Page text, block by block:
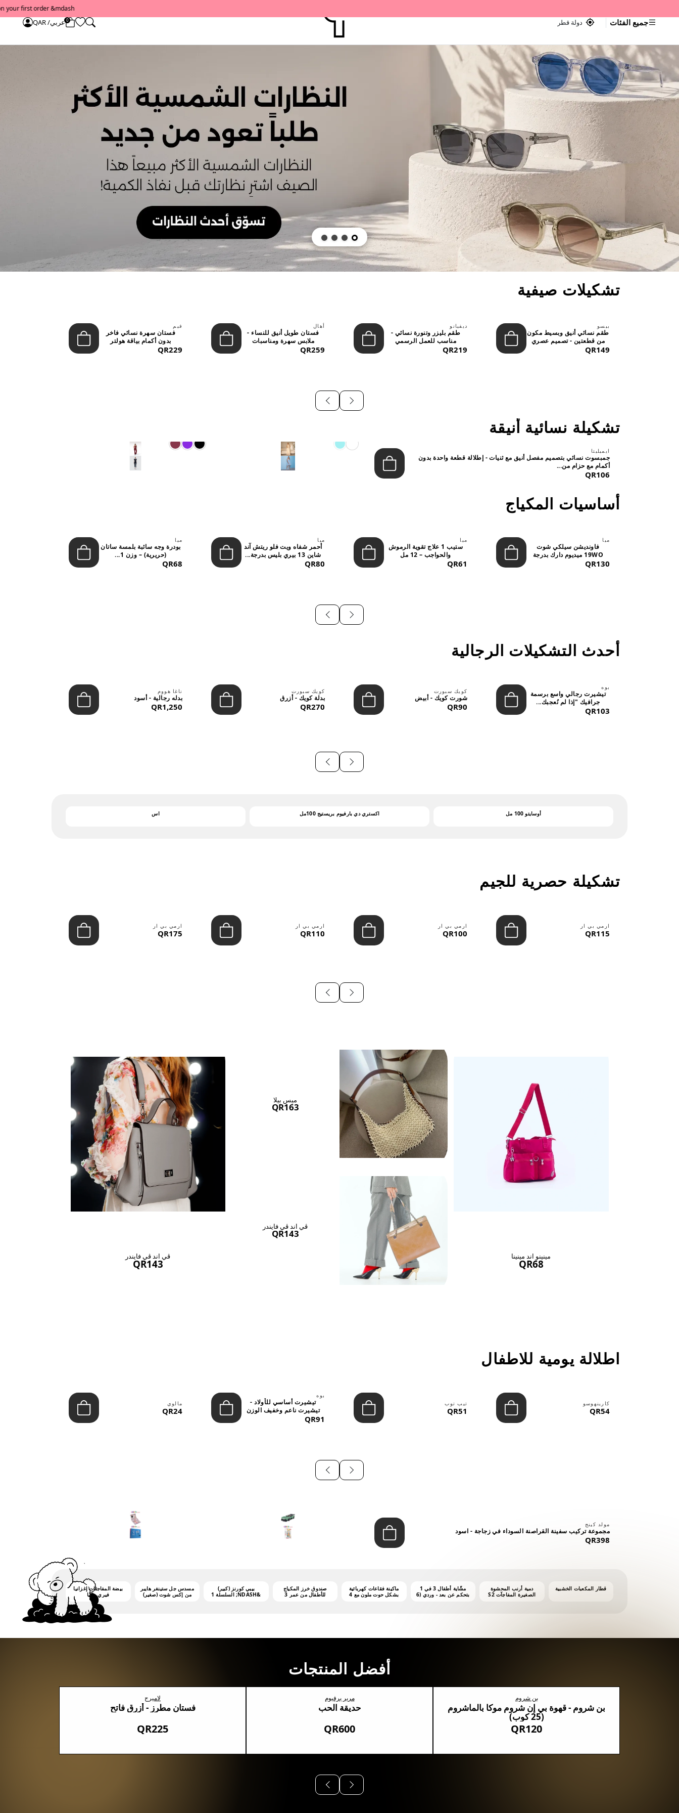
جميع الفئات دولة قطر 0عربي/ QAR
تاجر — Home page default h1 desc
تشكيلات صيفية
بيسو
طقم نسائي أنيق وبسيط مكون
من قطعتين - تصميم عصري
QR149
ديفيانو
طقم بليزر وتنورة نسائي -
مناسب للعمل الرسمي
QR219
أهال
فستان طويل أنيق للنساء -
ملابس سهرة ومناسبات
QR259
فيم
فستان سهرة نسائي فاخر
بدون أكمام بياقة هولتر
QR229
تشكيلة نسائية أنيقة
ايميليتا
جمبسوت نسائي بتصميم مفصل أنيق مع ثنيات - إطلالة قطعة واحدة بدون
أكمام مع حزام من...
QR106
أساسيات المكياج
ميا
فاونديشن سيلكي شوت
19WO ميديوم دارك بدرجة
QR130
ميا
ستيب 1 علاج تقوية الرموش
والحواجب – 12 مل
QR61
ميا
أحمر شفاه ويت فلو ريتش آند
شاين 13 بيري بليس بدرجة...
QR80
ميا
بودرة وجه سائبة بلمسة ساتان
(حريرية) – وزن 1...
QR68
أحدث التشكيلات الرجالية
بوه
تيشيرت رجالي واسع برسمة
جرافيك "إذا لم نُعجبك...
QR103
كويك سبورت
شورت كويك - أبيض
QR90
كويك سبورت
بدلة كويك - أزرق
QR270
ناغا هووم
بدله رجالية - أسود
QR1,250
أوسايتو 100 مل اكستري دي بارفيوم بريستيج 100مل اس
تشكيلة حصرية للجيم
ارمي بي ار
QR115
ارمي بي ار
QR100
ارمي بي ار
QR110
ارمي بي ار
QR175
مينينو اند مينينا
QR68
ميس بيلا
QR163
ڤي اند ڤي فايندر
QR143
ڤي اند ڤي فايندر
QR143
اطلالة يومية للاطفال
كارينهوسو
QR54
تيب توب
QR51
بوه
تيشيرت أساسي للأولاد -
تيشيرت ناعم وخفيف الوزن
QR91
مالوي
QR24
مولد كينج
مجموعة تركيب سفينة القراصنة السوداء في زجاجة - اسود
QR398
قطار المكعبات الخشبية
دمية أرنب المحشوة
الصغيرة المفاجآت S2
مشّاية أطفال 3 في 1
بتحكم عن بعد - وردي (6
ماكينة فقاعات كهربائية
بشكل حوت ملون مع 4
صندوق خرز المكياج
للأطفال من عمر 3
بيبي كورنز (كبير)
&NDASH; السلسلة 1
مسدس جل ستينغر هايبر
من إكس شوت (صغير)
بيضة المفاجئات إغزانيا
فيري مانيا
أفضل المنتجات
بن شروم
بن شروم - قهوة بي إن شروم موكا بالماشروم
(25 كوب)
QR120
مرير برفيوم
حديقة الحب
QR600
لاميرج
فستان مطرز - أزرق فاتح
QR225